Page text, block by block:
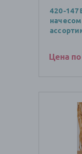
420-
Цена по